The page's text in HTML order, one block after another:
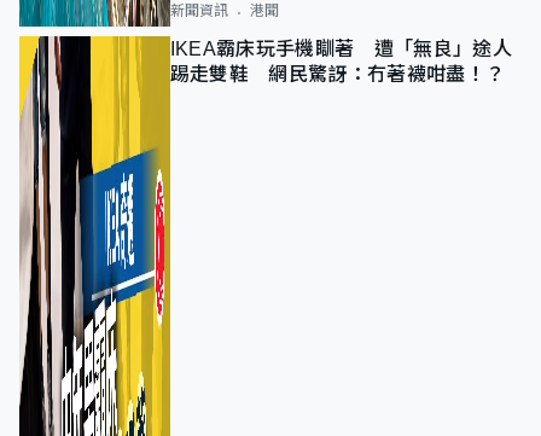
新聞資訊 港聞
IKEA霸床玩手機瞓著 遭「無良」途人
踢走雙鞋 網民驚訝：冇著襪咁盡！？